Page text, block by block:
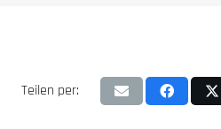
Teilen per: